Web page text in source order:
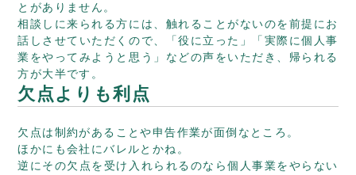
とがありません。
相談しに来られる方には、触れることがないのを前提にお
話しさせていただくので、「役に立った」「実際に個人事
業をやってみようと思う」などの声をいただき、帰られる
方が大半です。
欠点よりも利点
欠点は制約があることや申告作業が面倒なところ。
ほかにも会社にバレルとかね。
逆にその欠点を受け入れられるのなら個人事業をやらない